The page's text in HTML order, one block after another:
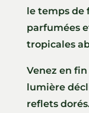
le temps de
parfumées
tropicales
Venez en
lumière
reflets